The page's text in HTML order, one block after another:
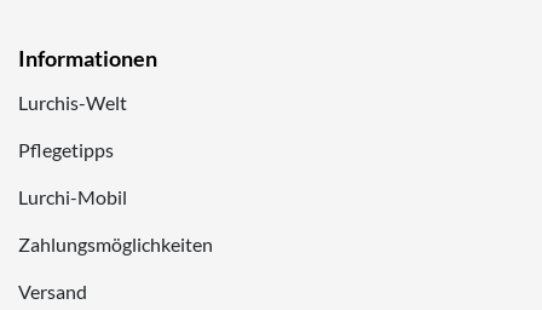
Informationen
Lurchis-Welt
Pflegetipps
Lurchi-Mobil
Zahlungsmöglichkeiten
Versand